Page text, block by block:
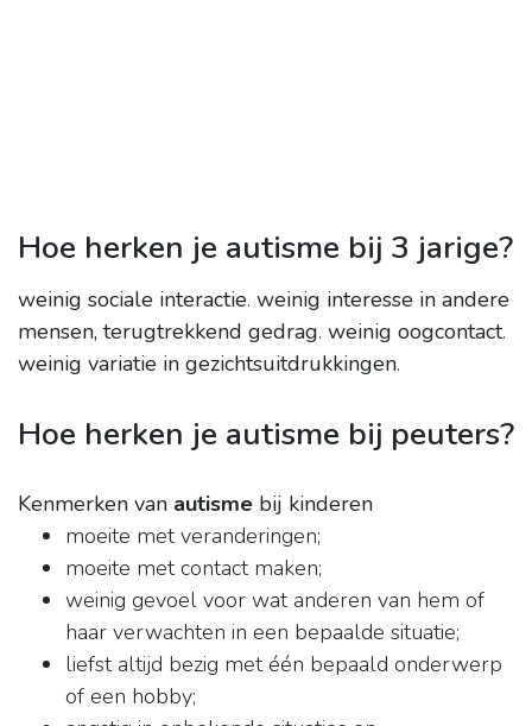
Hoe herken je autisme bij 3 jarige?
weinig sociale interactie. weinig interesse in andere
mensen, terugtrekkend gedrag. weinig oogcontact.
weinig variatie in gezichtsuitdrukkingen.
Hoe herken je autisme bij peuters?
Kenmerken van autisme bij kinderen
moeite met veranderingen;
moeite met contact maken;
weinig gevoel voor wat anderen van hem of
haar verwachten in een bepaalde situatie;
liefst altijd bezig met één bepaald onderwerp
of een hobby;